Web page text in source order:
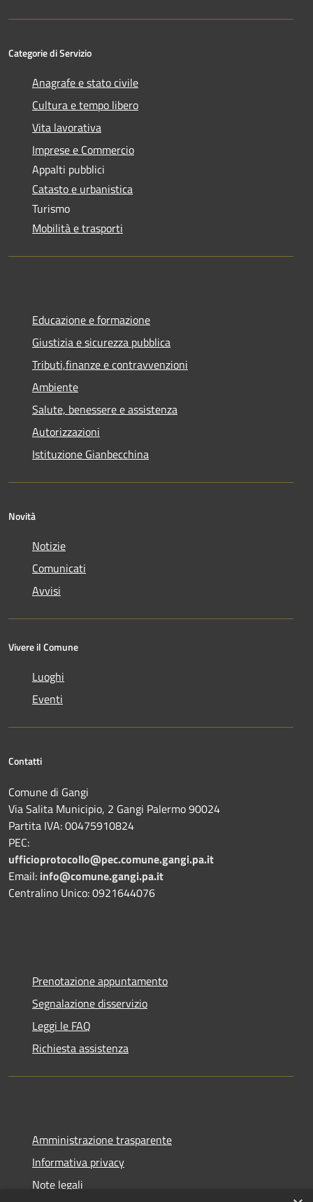
Categorie di Servizio
Anagrafe e stato civile
Cultura e tempo libero
Vita lavorativa
Imprese e Commercio
Appalti pubblici
Catasto e urbanistica
Turismo
Mobilità e trasporti
Educazione e formazione
Giustizia e sicurezza pubblica
Tributi,finanze e contravvenzioni
Ambiente
Salute, benessere e assistenza
Autorizzazioni
Istituzione Gianbecchina
Novità
Notizie
Comunicati
Avvisi
Vivere il Comune
Luoghi
Eventi
Contatti
Comune di Gangi
Via Salita Municipio, 2 Gangi Palermo 90024
Partita IVA: 00475910824
PEC:
ufficioprotocollo@pec.comune.gangi.pa.it
Email: info@comune.gangi.pa.it
Centralino Unico: 0921644076
Prenotazione appuntamento
Segnalazione disservizio
Leggi le FAQ
Richiesta assistenza
Amministrazione trasparente
Informativa privacy
Note legali